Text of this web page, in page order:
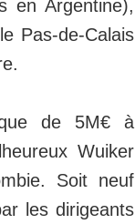
en Argentine),
Pas-de-Calais
de 5M€ à
Wuiker
Soit neuf
les dirigeants